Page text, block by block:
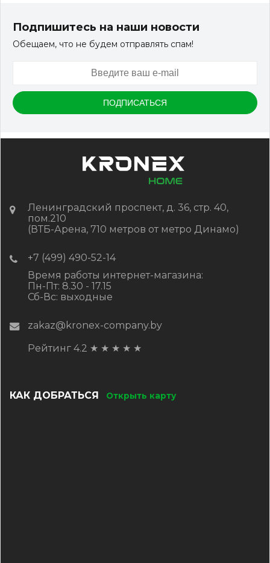
150*25*3000 мм
КУПИТЬ
Подпишитесь на наши новости
Обещаем, что не будем отправлять спам!
Ленинградский проспект, д. 36, стр. 40,
пом.210
(ВТБ-Арена, 710 метров от метро Динамо)
+7 (499) 490-52-14
Время работы интернет-магазина:
Пн-Пт: 8.30 - 17.15
Сб-Вс: выходные
zakaz@kronex-company.by
Рейтинг 4.2 ★ ★ ★ ★ ★
КАК ДОБРАТЬСЯ Открыть карту